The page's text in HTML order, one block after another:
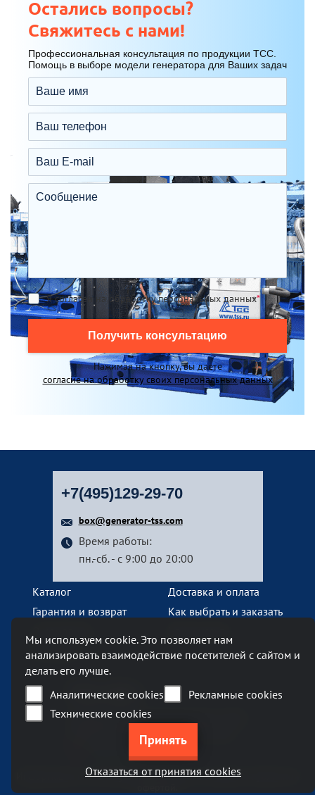
Остались вопросы?
Свяжитесь с нами!
Профессиональная консультация по продукции ТСС.
Помощь в выборе модели генератора для Ваших задач
Я согласен на обработку персональных данных*
Получить консультацию
Нажимая на кнопку, вы даете
согласие на обработку своих персональных данных
+7(495)129-29-70
box@generator-tss.com
Время работы:
пн.-сб. - с 9:00 до 20:00
Каталог
Доставка и оплата
Гарантия и возврат
Как выбрать и заказать
Контакты
Наш офис
Москва, Ленинский проспект, 119А
Бизнес-центр «Ленинский 119А»
метро Тропарево
Информация на сайте generator-tss.com не является публичной
Мы используем cookie. Это позволяет нам
анализировать взаимодействие посетителей с сайтом и
делать его лучше.
Аналитические cookies
Рекламные cookies
Технические cookies
Отказаться от принятия cookies